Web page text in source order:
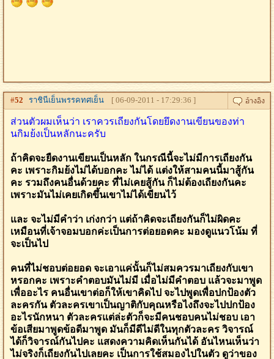
#52 ราชินีเย็นพรรคทศเย็น [ 06-09-2011 - 17:29:36 ]
ส่วนตัวผมเห็นว่า เราควรเถียงกันโดยยึดงานเขียนของท่า
นกิมย้งเป็นหลักนะครับ
ถ้าคิดจะยืดงานเขียนเป็นหลัก ในกรณีนี้จะไม่มีการเถียงกัน
คะ เพราะกิมย้งไม่ได้บอกคะ ไม่ได้ แต่งให้สามคนนี้มาสู้กัน
คะ รวมถึงคนอื่นด้วยคะ ที่ไม่เคยสู้กัน ก็ไม่ต้องเถียงกันคะ
เพราะมันไม่เคยเกิดขึ้นเขาไม่ได้เขียนไว้
และ จะไม่มีคำว่า เก่งกว่า แต่ถ้าคิดจะเถียงกันก็ไม่ผิดคะ
เหมือนที่เจ้าจอมบอกค่ะเป็นการต่อยอดคะ มองดูแนวโน้ม ที่
จะเป็นไป
คนที่ไม่ชอบต่อยอด จะเอาแค่นั้นก็ไม่สมควรมาเถียงกับเขา
หรอกคะ เพราะคำตอบมันไม่มี เมื่อไม่มีคำตอบ แล้วจะมาพูด
เพื่ออะไร คนอื่นเขาต่อก็ให้เขาคิดไป จะไปพูดเพื่อปกป้องตัว
ละครกัน ตัวละครเขาเป็นญาติกับคุณหรือไงถึงจะไปปกป้อง
อะไรนักหนา ตัวละครแต่ล่ะตัวก็จะมีคนชอบคนไม่ชอบ เอา
ข้อเสียมาพูดข้อดีมาพูด มันก็มีดีไม่ดีในทุกตัวละคร วิจารณ์
ได้ก็วิจารณ์กันไปคะ แสดงความคิดเห็นกันได้ อันไหนเห็นว่า
ไม่จริงก็เถียงกันไปเลยคะ เป็นการใช้สมองไปในตัว ดูว่าของ